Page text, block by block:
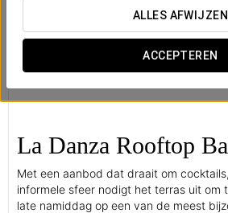
ALLES AFWIJZEN
ACCEPTEREN
La Danza Rooftop
Met een aanbod dat draait om
informele sfeer nodigt het terras uit om
late namiddag op een van de meest